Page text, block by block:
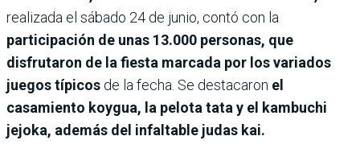
realizada el sábado 24 de junio, contó con la
participación de unas 13.000 personas, que
disfrutaron de la fiesta marcada por los variados
juegos típicos de la fecha. Se destacaron el
casamiento koygua, la pelota tata y el kambuchi
jejoka, además del infaltable judas kai.